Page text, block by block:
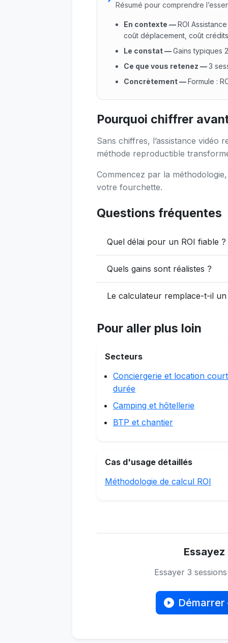
Résumé pour comprendre
En contexte —ROI
coût déplacement, coût
Le constat—Gains typiques
Ce que vous retenez —3
Concrètement—Formule :
En contexte : ROI
Pourquoi chiffrer
Sans chiffres, l’assistance vidéo
méthode reproductible
Commencez par la
votre fourchette.
Questions fréquentes
Quel délai pour un ROI fiable ?
Quels gains sont réalistes ?
Le calculateur remplace-t-il un
Pour aller plus loin
Secteurs
Conciergerie et location
durée
Camping et hôtellerie
BTP et chantier
Cas d'usage détaillés
Méthodologie de calcul ROI
Essayer 3